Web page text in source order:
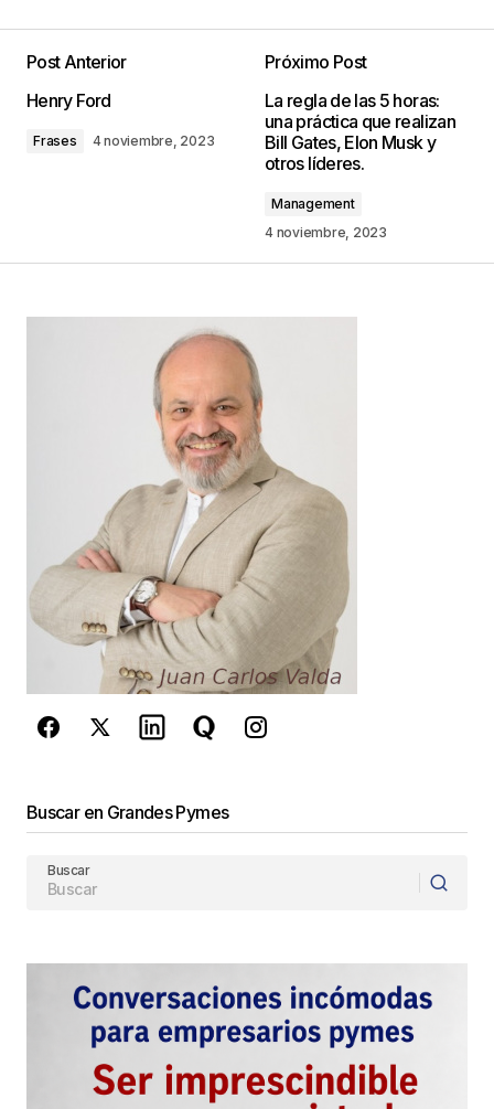
publicada.
Los campos obligatorios están
Your Name*
Guarda mi nombre, correo electrónico y web en
este navegador para la próxima vez que
comente.
Este sitio esta protegido por
reCAPTCHA y la
Política de
privacidady losTérminos del servicio
de Googlese aplican.
Enviar Comentario
Post Anterior
Henry Ford
Frases 4 noviembre, 2023
Próximo Post
La regla de las 5 horas:
una práctica que realizan
Bill Gates, Elon Musk y
otros líderes.
Management
4 noviembre, 2023
Buscar en Grandes Pymes
Buscar